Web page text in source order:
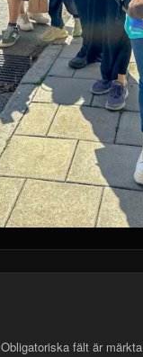
Obligatoriska fält är märkta